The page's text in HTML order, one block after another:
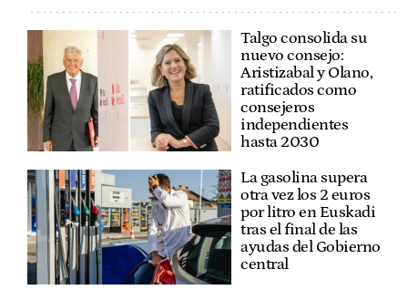
Talgo consolida su
nuevo consejo:
Aristizabal y Olano,
ratificados como
consejeros
independientes
hasta 2030
La gasolina supera
otra vez los 2 euros
por litro en Euskadi
tras el final de las
ayudas del Gobierno
central